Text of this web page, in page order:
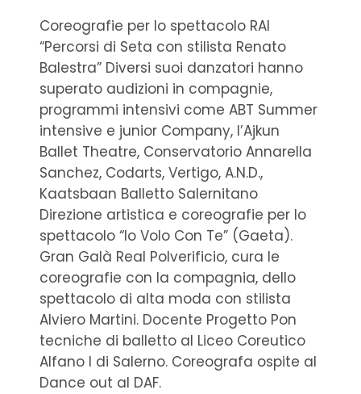
Coreografie per lo spettacolo RAI
“Percorsi di Seta con stilista Renato
Balestra” Diversi suoi danzatori hanno
superato audizioni in compagnie,
programmi intensivi come ABT Summer
intensive e junior Company, l’Ajkun
Ballet Theatre, Conservatorio Annarella
Sanchez, Codarts, Vertigo, A.N.D.,
Kaatsbaan Balletto Salernitano
Direzione artistica e coreografie per lo
spettacolo “Io Volo Con Te” (Gaeta).
Gran Galà Real Polverificio, cura le
coreografie con la compagnia, dello
spettacolo di alta moda con stilista
Alviero Martini. Docente Progetto Pon
tecniche di balletto al Liceo Coreutico
Alfano I di Salerno. Coreografa ospite al
Dance out al DAF.